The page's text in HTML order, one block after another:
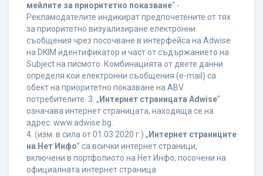
мейлите за приоритетно показване“ -
Рекламодателите индикират предпочетените от тях
за приоритетно визуализиране електронни
съобщения чрез посочване в интерфейса на Adwise
на DKIM идентификатор и част от съдържанието на
Subject на писмото. Комбинацията от двете данни
определя кои електронни съобщения (e-mail) са
обект на приоритетно показване на ABV
потребителите. 3. „ Интернет страницата Adwise”
означава интернет страницата, находяща се на
адрес: www.adwise.bg.
4. (изм. в сила от 01.03.2020 г.) „ Интернет страниците
на Нет Инфо” са всички интернет страници,
включени в портфолиото на Нет Инфо, посочени на
официалната интернет страница